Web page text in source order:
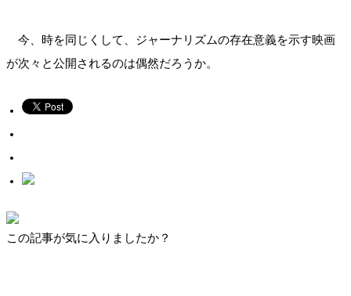
今、時を同じくして、ジャーナリズムの存在意義を示す映画
が次々と公開されるのは偶然だろうか。
この記事が気に入りましたか？